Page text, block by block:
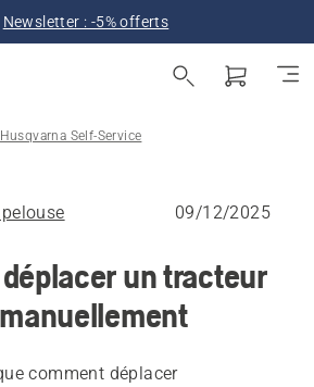
Newsletter : -5% offerts
Husqvarna Self-Service
09/12/2025
un tracteur
comment déplacer